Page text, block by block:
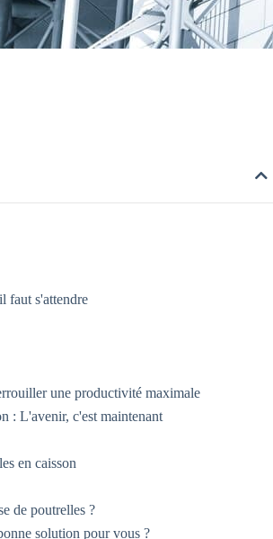
faut s'attendre
une productivité maximale
: L'avenir, c'est maintenant
en caisson
de poutrelles ?
solution pour vous ?